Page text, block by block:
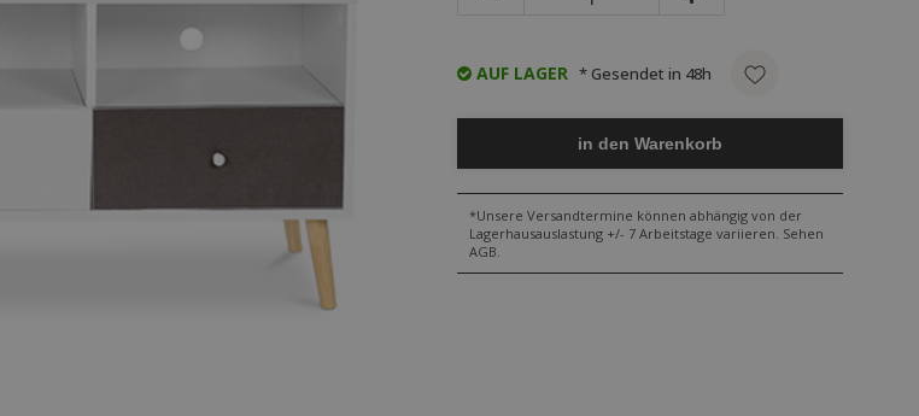
AUF LAGER * Gesendet in 48h
in den Warenkorb
*Unsere Versandtermine können abhängig von der
Lagerhausauslastung +/- 7 Arbeitstage variieren. Sehen
AGB.